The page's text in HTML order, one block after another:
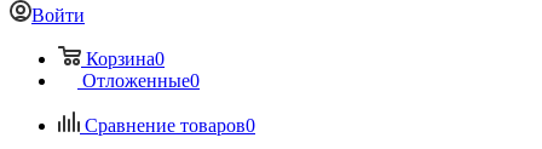
Войти
Корзина0
Отложенные0
Сравнение товаров0